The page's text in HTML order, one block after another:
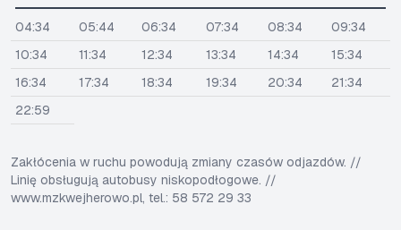
04:34 05:44 06:34 07:34 08:34
09:34
10:34
11:34 12:34 13:34 14:34
15:34
16:34
17:34 18:34 19:34 20:34
21:34
22:59
Zakłócenia w ruchu powodują zmiany czasów odjazdów. //
Linię obsługują autobusy niskopodłogowe. //
www.mzkwejherowo.pl, tel.: 58 572 29 33